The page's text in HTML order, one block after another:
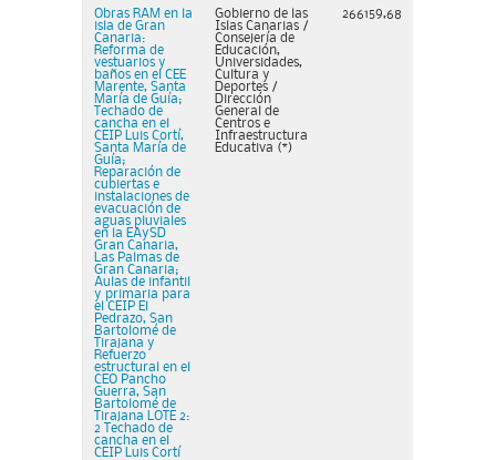
Obras RAM en la
isla de Gran
Canaria:
Reforma de
vestuarios y
baños en el CEE
Marente, Santa
María de Guía;
Techado de
cancha en el
CEIP Luis Cortí,
Santa María de
Guía;
Reparación de
cubiertas e
instalaciones de
evacuación de
aguas pluviales
en la EAySD
Gran Canaria,
Las Palmas de
Gran Canaria;
Aulas de infantil
y primaria para
el CEIP El
Pedrazo, San
Bartolomé de
Tirajana y
Refuerzo
estructural en el
CEO Pancho
Guerra, San
Bartolomé de
Tirajana LOTE 2:
2 Techado de
cancha en el
CEIP Luis Cortí
Gobierno de las
Islas Canarias /
Consejería de
Educación,
Universidades,
Cultura y
Deportes /
Dirección
General de
Centros e
Infraestructura
Educativa (*)
266159,68